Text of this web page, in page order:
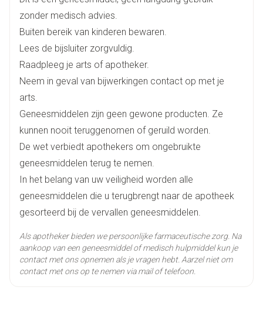
Als u borstvoeding geeft. Gelieve ook de rubriek
"Zwangerschap, borstvoeding en vruchtbaarheid" te
lezen.
Breedte 63 mm
Lengte 149 mm
Diepte 60 mm
Verpakking
1
Actieve
Ingrediënten
dextromethorfan hydrobromide
Behoud Kamertemperatuur (15°C - 25°C)
zonder medisch advies.
Buiten bereik van kinderen bewaren.
Lees de bijsluiter zorgvuldig.
Raadpleeg je arts of apotheker.
Neem in geval van bijwerkingen contact op met je
arts.
Geneesmiddelen zijn geen gewone producten. Ze
kunnen nooit teruggenomen of geruild worden.
De wet verbiedt apothekers om ongebruikte
geneesmiddelen terug te nemen.
In het belang van uw veiligheid worden alle
geneesmiddelen die u terugbrengt naar de apotheek
gesorteerd bij de vervallen geneesmiddelen.
Als apotheker bieden we persoonlijke farmaceutische zorg. Na
aankoop van een geneesmiddel of medisch hulpmiddel kun je
contact met ons opnemen als je vragen hebt. Aarzel niet om
contact met ons op te nemen via mail of telefoon.